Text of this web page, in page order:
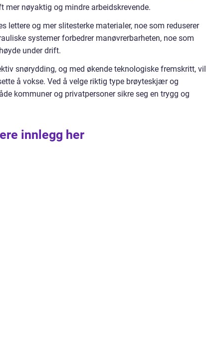
nøyaktig og mindre arbeidskrevende.
lettere og mer slitesterke materialer, noe som reduserer
systemer forbedrer manøvrerbarheten, noe som
under drift.
snørydding, og med økende teknologiske fremskritt, vil
å vokse. Ved å velge riktig type brøyteskjær og
kommuner og privatpersoner sikre seg en trygg og
innlegg her